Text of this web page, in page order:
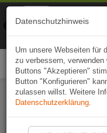
Datenschutzhinweis
Um unsere Webseiten für
zu verbessern,
Buttons "Akzeptieren"
Button "Konfigurieren"
zulassen willst. Weitere
Datenschutzerklärung.
Naviki